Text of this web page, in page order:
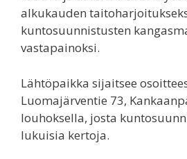
alkukauden
kuntosuunnistusten
vastapainoksi.
Lähtöpaikka sijaitsee
Luomajärventie 73,
louhoksella, josta
lukuisia kertoja.